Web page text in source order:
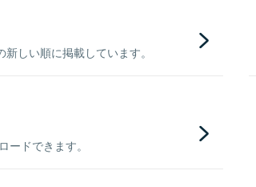
しい順に掲載しています。
ドできます。